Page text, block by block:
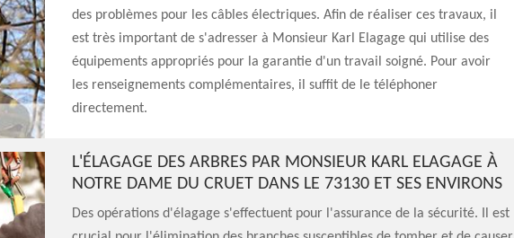
des problèmes pour les câbles électriques. Afin de réaliser ces travaux, il
est très important de s'adresser à Monsieur Karl Elagage qui utilise des
équipements appropriés pour la garantie d'un travail soigné. Pour avoir
les renseignements complémentaires, il suffit de le téléphoner
directement.
L'ÉLAGAGE DES ARBRES PAR MONSIEUR KARL ELAGAGE À
NOTRE DAME DU CRUET DANS LE 73130 ET SES ENVIRONS
Des opérations d'élagage s'effectuent pour l'assurance de la sécurité. Il est